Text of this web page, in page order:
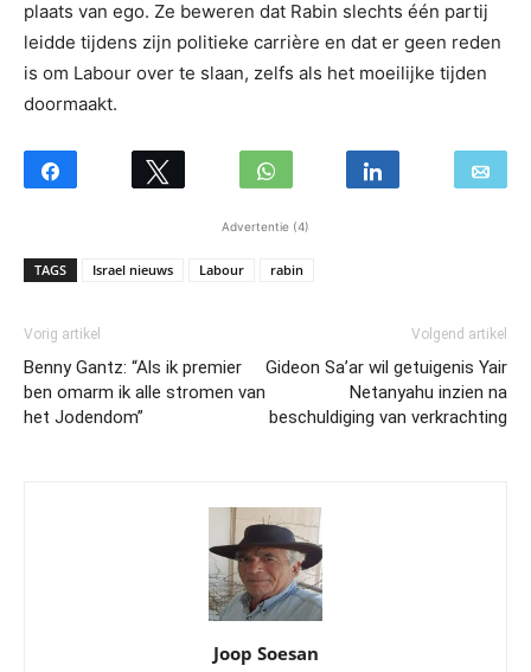
plaats van ego. Ze beweren dat Rabin slechts één partij
leidde tijdens zijn politieke carrière en dat er geen reden
is om Labour over te slaan, zelfs als het moeilijke tijden
doormaakt.
Advertentie (4)
TAGS Israel nieuws Labour rabin
Vorig artikel
Benny Gantz: “Als ik premier
ben omarm ik alle stromen van
het Jodendom”
Volgend artikel
Gideon Sa’ar wil getuigenis Yair
Netanyahu inzien na
beschuldiging van verkrachting
Joop Soesan